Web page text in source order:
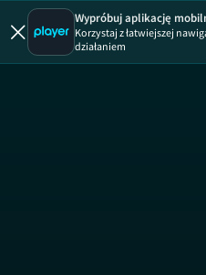
Wypróbuj aplikację
Korzystaj z łatwiejszej
działaniem